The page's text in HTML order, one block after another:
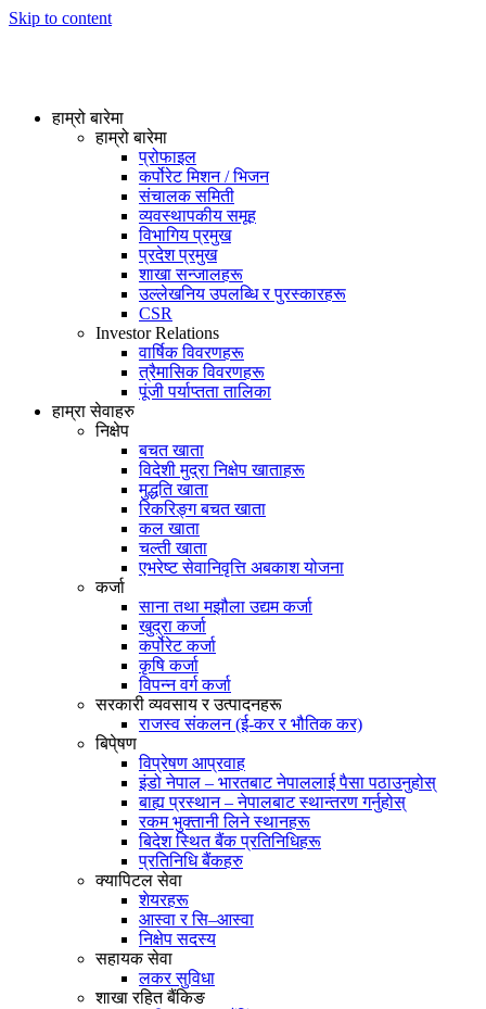
Skip to content
हाम्रो बारेमा
हाम्रो बारेमा
प्रोफाइल
कर्पोरेट मिशन / भिजन
संचालक समिती
व्यवस्थापकीय समूह
विभागिय प्रमुख
प्रदेश प्रमुख
शाखा सन्जालहरू
उल्लेखनिय उपलब्धि र पुरस्कारहरू
CSR
Investor Relations
वार्षिक विवरणहरू
त्रैमासिक विवरणहरू
पूंजी पर्याप्तता तालिका
हाम्रा सेवाहरु
निक्षेप
बचत खाता
विदेशी मुद्रा निक्षेप खाताहरू
मुद्धति खाता
रिकरिङ्ग बचत खाता
कल खाता
चल्ती खाता
एभरेष्ट सेवानिवृत्ति अबकाश योजना
कर्जा
साना तथा मझौला उद्यम कर्जा
खुद्रा कर्जा
कर्पोरेट कर्जा
कृषि कर्जा
विपन्न वर्ग कर्जा
सरकारी व्यवसाय र उत्पादनहरू
राजस्व संकलन (ई-कर र भौतिक कर)
बिपे्षण
विप्रेषण आप्रवाह
इंडो नेपाल – भारतबाट नेपाललाई पैसा पठाउनुहोस्
बाह्य प्रस्थान – नेपालबाट स्थान्तरण गर्नुहोस्
रकम भुक्तानी लिने स्थानहरू
बिदेश स्थित बैंक प्रतिनिधिहरू
प्रतिनिधि बैंकहरु
क्यापिटल सेवा
शेयरहरू
आस्वा र सि–आस्वा
निक्षेप सदस्य
सहायक सेवा
लकर सुविधा
शाखा रहित बैंकिङ